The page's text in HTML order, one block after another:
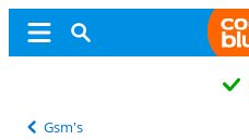
Gsm's